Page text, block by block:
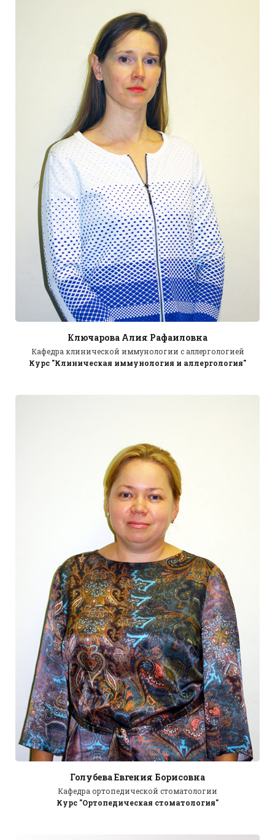
Ключарова Алия Рафаиловна
Кафедра клинической иммунологии с аллергологией
Курс "Клиническая иммунология и аллергология"
Голубева Евгения Борисовна
Кафедра ортопедической стоматологии
Курс "Ортопедическая стоматология"